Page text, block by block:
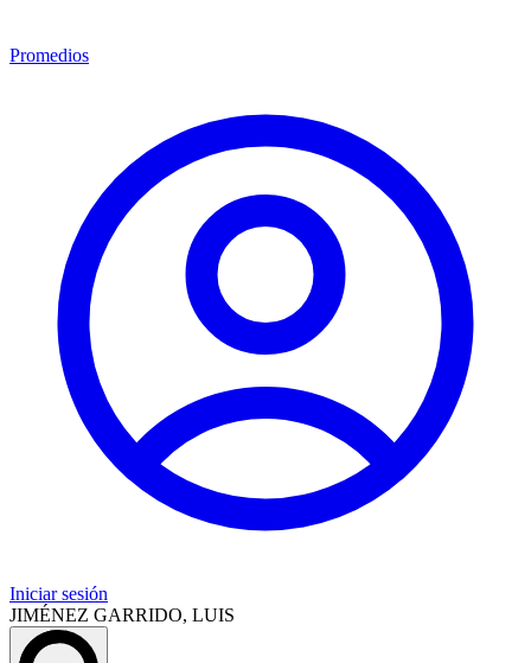
Promedios
Iniciar sesión
JIMÉNEZ GARRIDO, LUIS